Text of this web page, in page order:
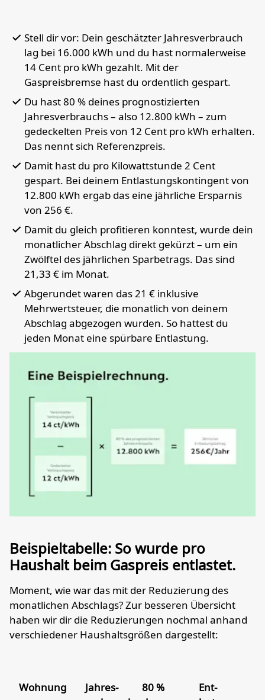
Stell dir vor: Dein geschätzter Jahresverbrauch
lag bei 16.000 kWh und du hast normalerweise
14 Cent pro kWh gezahlt. Mit der
Gaspreisbremse hast du ordentlich gespart.
Du hast 80 % deines prognostizierten
Jahresverbrauchs – also 12.800 kWh – zum
gedeckelten Preis von 12 Cent pro kWh erhalten.
Das nennt sich Referenzpreis.
Damit hast du pro Kilowattstunde 2 Cent
gespart. Bei deinem Entlastungskontingent von
12.800 kWh ergab das eine jährliche Ersparnis
von 256 €.
Damit du gleich profitieren konntest, wurde dein
monatlicher Abschlag direkt gekürzt – um ein
Zwölftel des jährlichen Sparbetrags. Das sind
21,33 € im Monat.
Abgerundet waren das 21 € inklusive
Mehrwertsteuer, die monatlich von deinem
Abschlag abgezogen wurden. So hattest du
jeden Monat eine spürbare Entlastung.
Beispieltabelle: So wurde pro
Haushalt beim Gaspreis entlastet.
Moment, wie war das mit der Reduzierung des
monatlichen Abschlags? Zur besseren Übersicht
haben wir dir die Reduzierungen nochmal anhand
verschiedener Haushaltsgrößen dargestellt:
Wohnung
Jahres­
80 %
Ent­